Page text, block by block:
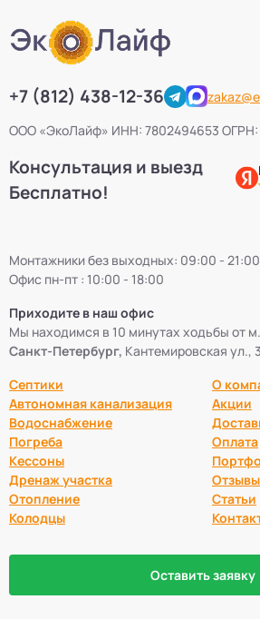
+7 (812) 438-12-36
ООО «ЭкоЛайф» ИНН: 7802494653 ОГРН:
Консультация и выезд
Бесплатно!
Монтажники без выходных: 09:00 - 21:00
Офис пн-пт : 10:00 - 18:00
Приходите в наш офис
Мы находимся в 10 минутах ходьбы от
Санкт-Петербург, Кантемировская ул.,
Септики
Автономная канализация
Водоснабжение
Погреба
Кессоны
Дренаж участка
Отопление
Колодцы
О
Акции
Оплата
Отзывы
Статьи
Оставить заявку